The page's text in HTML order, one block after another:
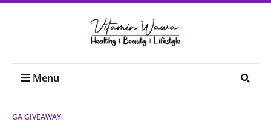
Menu
GA GIVEAWAY